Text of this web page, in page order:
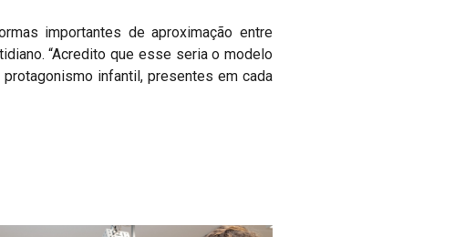
importantes de aproximação entre
“Acredito que esse seria o modelo
infantil, presentes em cada